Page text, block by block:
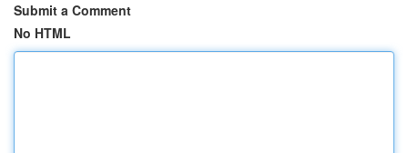
Submit a Comment
No HTML